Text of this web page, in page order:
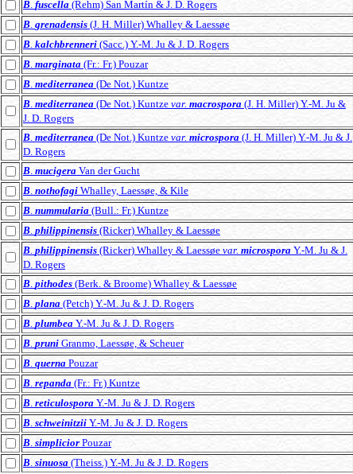
B. fuscella (Rehm) San Martín & J. D. Rogers
B. grenadensis (J. H. Miller) Whalley & Laessøe
B. kalchbrenneri (Sacc.) Y.-M. Ju & J. D. Rogers
B. marginata (Fr.: Fr.) Pouzar
B. mediterranea (De Not.) Kuntze
B. mediterranea (De Not.) Kuntze var. macrospora (J. H. Miller) Y.-M. Ju &
J. D. Rogers
B. mediterranea (De Not.) Kuntze var. microspora (J. H. Miller) Y.-M. Ju & J.
D. Rogers
B. mucigera Van der Gucht
B. nothofagi Whalley, Laessøe, & Kile
B. nummularia (Bull.: Fr.) Kuntze
B. philippinensis (Ricker) Whalley & Laessøe
B. philippinensis (Ricker) Whalley & Laessøe var. microspora Y.-M. Ju & J.
D. Rogers
B. pithodes (Berk. & Broome) Whalley & Laessøe
B. plana (Petch) Y.-M. Ju & J. D. Rogers
B. plumbea Y.-M. Ju & J. D. Rogers
B. pruni Granmo, Laessøe, & Scheuer
B. querna Pouzar
B. repanda (Fr.: Fr.) Kuntze
B. reticulospora Y.-M. Ju & J. D. Rogers
B. schweinitzii Y.-M. Ju & J. D. Rogers
B. simplicior Pouzar
B. sinuosa (Theiss.) Y.-M. Ju & J. D. Rogers